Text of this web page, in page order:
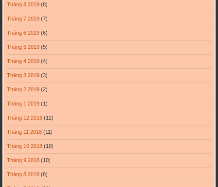
Tháng 8 2019(8)
Tháng 7 2019(7)
Tháng 6 2019(6)
Tháng 5 2019(5)
Tháng 4 2019(4)
Tháng 3 2019(3)
Tháng 2 2019(2)
Tháng 1 2019(1)
Tháng 12 2018(12)
Tháng 11 2018(11)
Tháng 10 2018(10)
Tháng 9 2018(10)
Tháng 8 2018(8)